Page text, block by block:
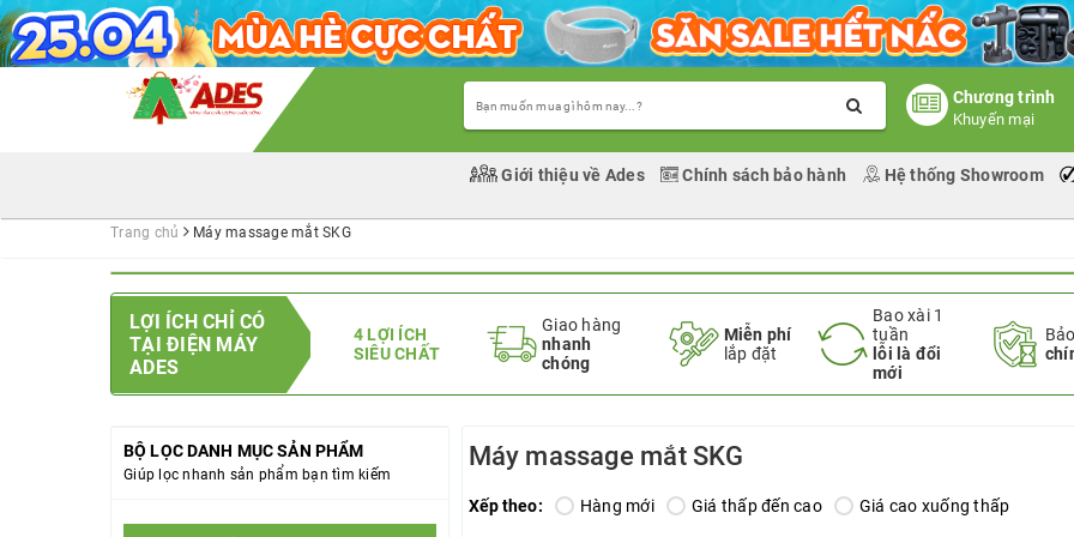
Chương trình
Khuyến mại
Giới thiệu về Ades Chính sách bảo hành Hệ thống Showroom
Trang chủ Máy massage mắt SKG
LỢI ÍCH CHỈ CÓ
TẠI ĐIỆN MÁY
ADES
4 LỢI ÍCH
SIÊU CHẤT
Giao hàng
nhanh
chóng
Miễn phí
lắp đặt
Bao xài 1
tuần
lỗi là đổi
mới
BỘ LỌC DANH MỤC SẢN PHẨM
Giúp lọc nhanh sản phẩm bạn tìm kiếm
Máy massage mắt SKG
Xếp theo: Hàng mới Giá thấp đến cao Giá cao xuống thấp